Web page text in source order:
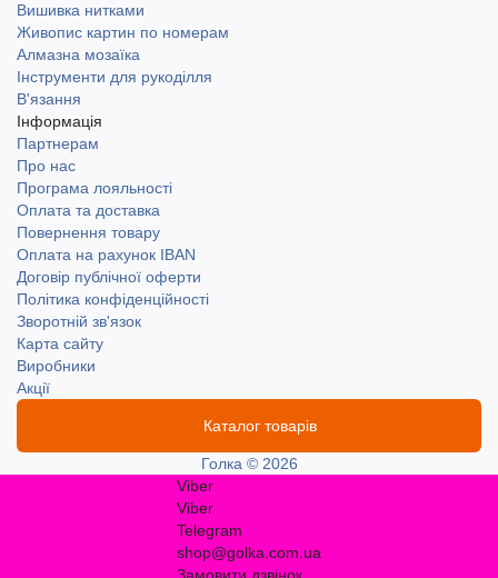
Вишивка нитками
Живопис картин по номерам
Алмазна мозаїка
Інструменти для рукоділля
В'язання
Інформація
Партнерам
Про нас
Програма лояльності
Оплата та доставка
Повернення товару
Оплата на рахунок IBAN
Договір публічної оферти
Політика конфіденційності
Зворотній зв'язок
Карта сайту
Виробники
Акції
Каталог товарів
Голка © 2026
Viber
Viber
Telegram
shop@golka.com.ua